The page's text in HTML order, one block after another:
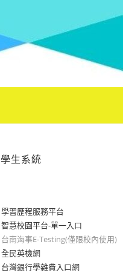
學生系統
學習歷程服務平台
智慧校園平台-單一入口
台南海事E-Testing(僅限校內使用)
全民英檢網
台灣銀行學雜費入口網